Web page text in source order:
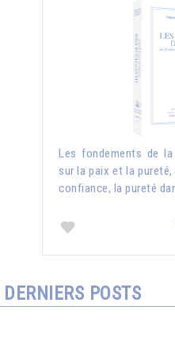
Les fondements de
sur la paix et la
confiance, la pureté
DERNIERS POSTS